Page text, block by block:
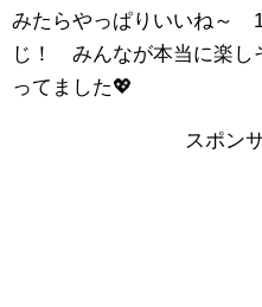
みたらやっぱりいいね～
じ！ みんなが本当に楽し
ってました💖
スポン